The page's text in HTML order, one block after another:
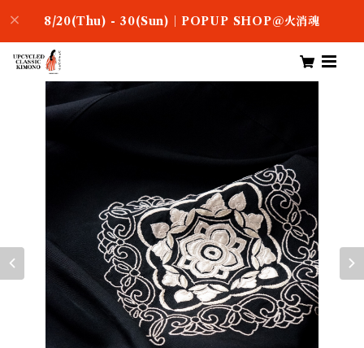
8/20(Thu) - 30(Sun)｜POPUP SHOP＠火消魂